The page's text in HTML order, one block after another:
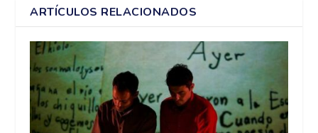
ARTÍCULOS RELACIONADOS